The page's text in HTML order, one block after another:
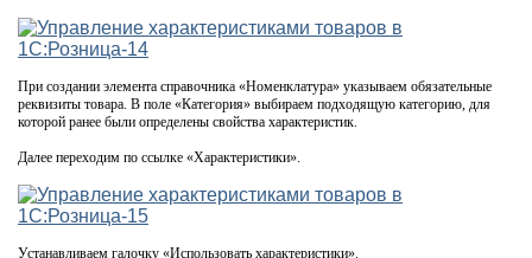
При создании элемента справочника «Номенклатура» указываем обязательные
реквизиты товара. В поле «Категория» выбираем подходящую категорию, для
которой ранее были определены свойства характеристик.
Далее переходим по ссылке «Характеристики».
Устанавливаем галочку «Использовать характеристики».